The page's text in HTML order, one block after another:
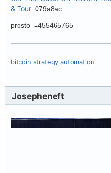
& Tour 079a8ac
prosto_=455465765
bitcoin strategy automation
Josepheneft